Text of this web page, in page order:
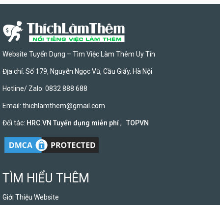
Website Tuyển Dụng – Tìm Việc Làm Thêm Uy Tín
Địa chỉ: Số 179, Nguyễn Ngọc Vũ, Cầu Giấy, Hà Nội
Hotline/ Zalo: 0832 888 688
Email: thichlamthem@gmail.com
Đối tác: HRC.VN Tuyển dụng miễn phí, TOPVN
TÌM HIỂU THÊM
Giới Thiệu Website